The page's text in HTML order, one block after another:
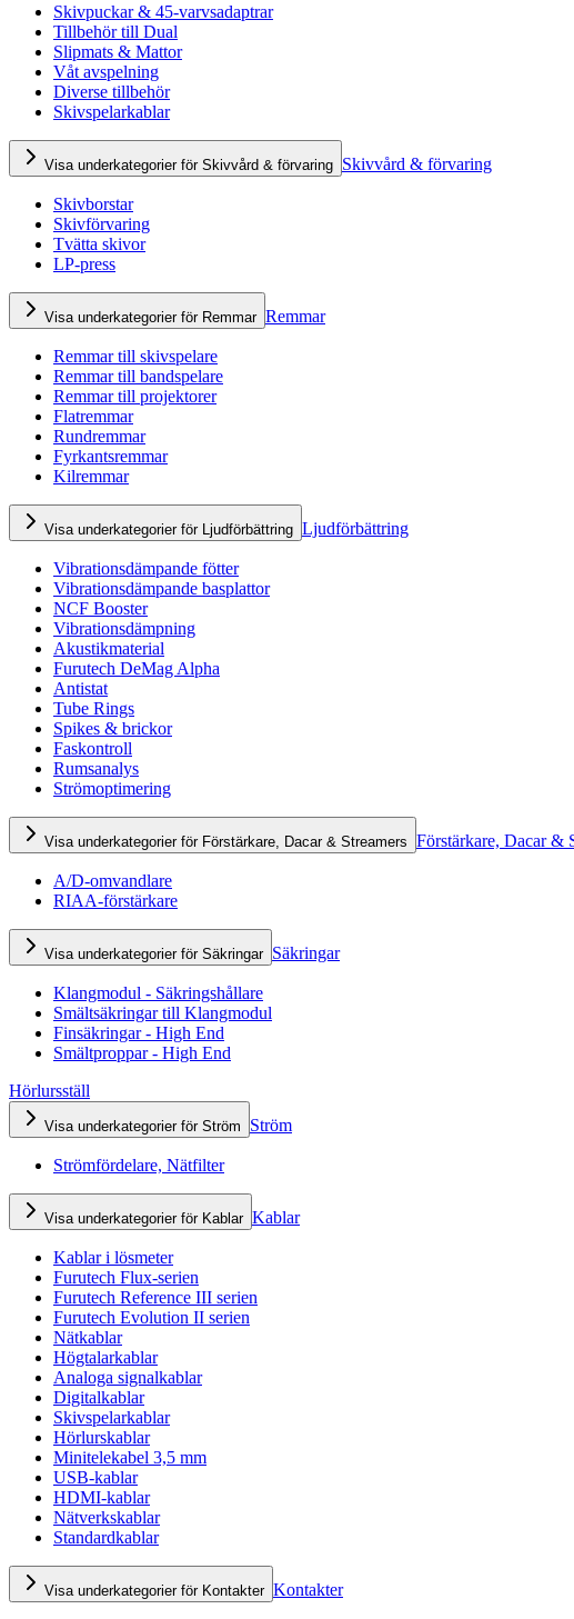
Skivpuckar & 45-varvsadaptrar
Tillbehör till Dual
Slipmats & Mattor
Våt avspelning
Diverse tillbehör
Skivspelarkablar
Visa underkategorier för Skivvård & förvaring Skivvård & förvaring
Skivborstar
Skivförvaring
Tvätta skivor
LP-press
Visa underkategorier för Remmar Remmar
Remmar till skivspelare
Remmar till bandspelare
Remmar till projektorer
Flatremmar
Rundremmar
Fyrkantsremmar
Kilremmar
Visa underkategorier för Ljudförbättring Ljudförbättring
Vibrationsdämpande fötter
Vibrationsdämpande basplattor
NCF Booster
Vibrationsdämpning
Akustikmaterial
Furutech DeMag Alpha
Antistat
Tube Rings
Spikes & brickor
Faskontroll
Rumsanalys
Strömoptimering
Visa underkategorier för Förstärkare, Dacar & Streamers Förstärkare, Dacar &
A/D-omvandlare
RIAA-förstärkare
Visa underkategorier för Säkringar Säkringar
Klangmodul - Säkringshållare
Smältsäkringar till Klangmodul
Finsäkringar - High End
Smältproppar - High End
Hörlursställ
Visa underkategorier för Ström Ström
Strömfördelare, Nätfilter
Visa underkategorier för Kablar Kablar
Kablar i lösmeter
Furutech Flux-serien
Furutech Reference III serien
Furutech Evolution II serien
Nätkablar
Högtalarkablar
Analoga signalkablar
Digitalkablar
Skivspelarkablar
Hörlurskablar
Minitelekabel 3,5 mm
USB-kablar
HDMI-kablar
Nätverkskablar
Standardkablar
Visa underkategorier för Kontakter Kontakter